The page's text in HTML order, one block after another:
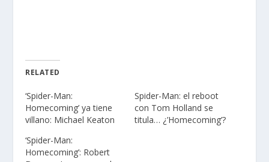
RELATED
‘Spider-Man:
Homecoming’ ya tiene
villano: Michael Keaton
Spider-Man: el reboot
con Tom Holland se
titula… ¿’Homecoming’?
‘Spider-Man:
Homecoming’: Robert